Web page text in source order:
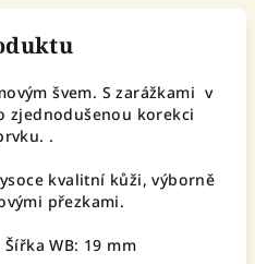
švem. S zarážkami v
zjednodušenou korekci
.
kvalitní kůži, výborně
přezkami.
WB: 19 mm